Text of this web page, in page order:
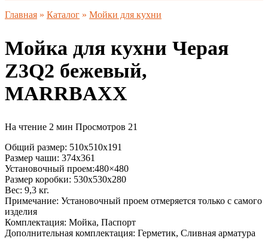
Главная » Каталог » Мойки для кухни
Мойка для кухни Черая
Z3Q2 бежевый,
MARRBAXX
На чтение 2 мин Просмотров 21
Общий размер: 510x510x191
Размер чаши: 374х361
Установочный проем:480×480
Размер коробки: 530x530x280
Вес: 9,3 кг.
Примечание: Установочный проем отмеряется только с самого
изделия
Комплектация: Мойка, Паспорт
Дополнительная комплектация: Герметик, Сливная арматура